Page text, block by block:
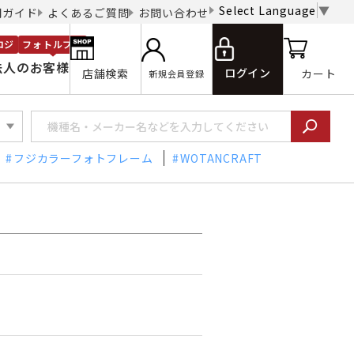
イド よくあるご質問 お問い合わせ Select Language ▼
のお客様
ジ フォトルプロ
店舗検索 新規会員登録 ログイン カート
フジカラーフォトフレーム WOTANCRAFT